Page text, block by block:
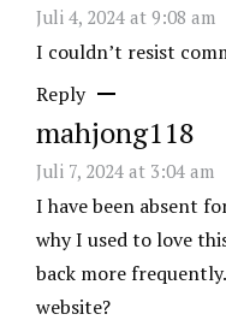
Juli 4, 2024 at 9:08 am
I couldn’t resist
Reply
mahjong118
Juli 7, 2024 at 3:04 am
I have been absent
why I used to love
back more
website?